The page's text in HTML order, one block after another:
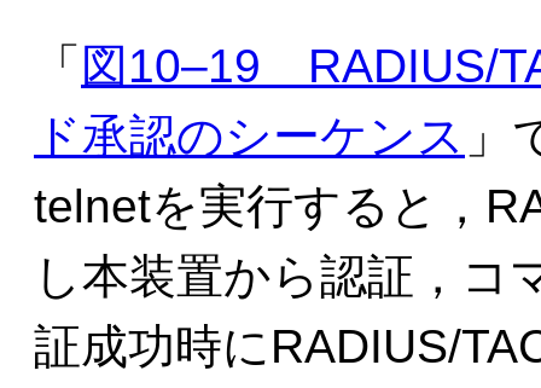
「 図10‒19 RADIUS/
ド承認のシーケンス 」
telnetを実行すると，
し本装置から認証，コ
証成功時にRADIUS/